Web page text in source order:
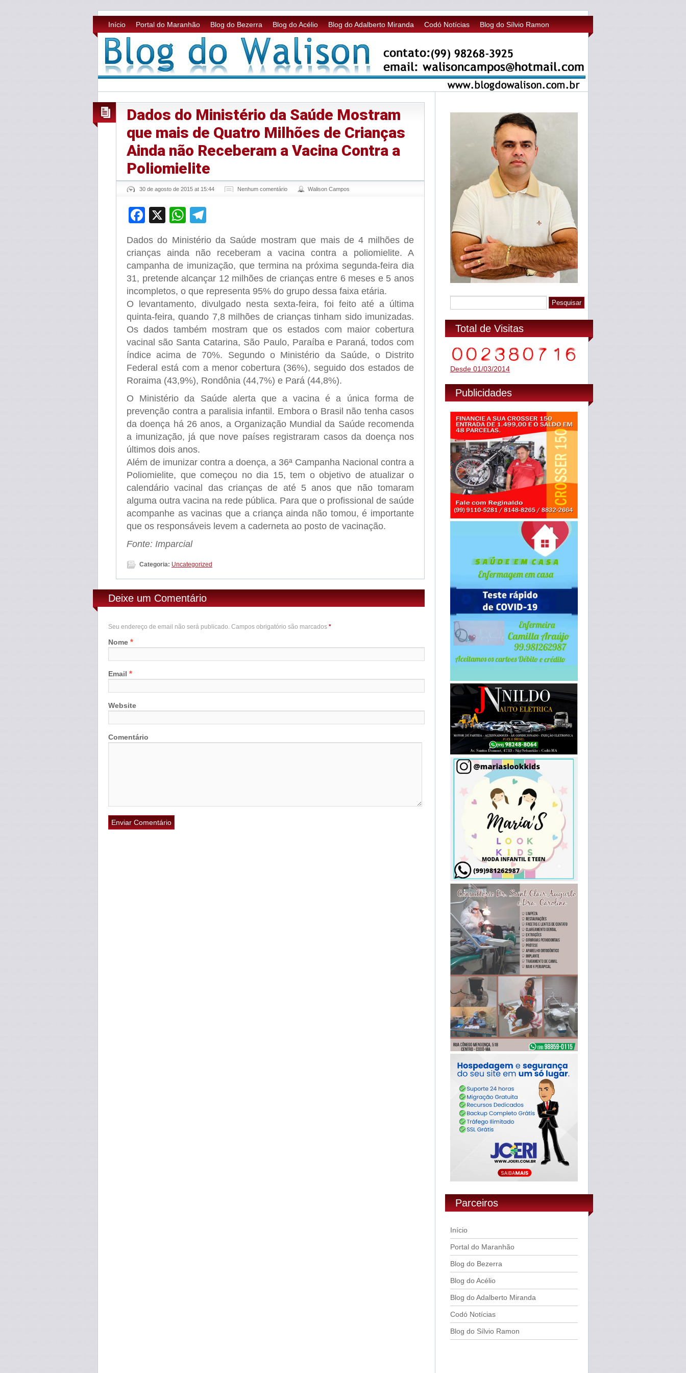
Início Portal do Maranhão Blog do Bezerra Blog do Acélio Blog do Adalberto Miranda Codó Notícias Blog do Sílvio Ramon
Dados do Ministério da Saúde Mostram
que mais de Quatro Milhões de Crianças
Ainda não Receberam a Vacina Contra a
Poliomielite
30 de agosto de 2015 at 15:44 Nenhum comentário Walison Campos
Facebook
X WhatsApp
Dados do Ministério da Saúde mostram que mais de 4 milhões de
crianças ainda não receberam a vacina contra a poliomielite. A
campanha de imunização, que termina na próxima segunda-feira dia
31, pretende alcançar 12 milhões de crianças entre 6 meses e 5 anos
incompletos, o que representa 95% do grupo dessa faixa etária.
O levantamento, divulgado nesta sexta-feira, foi feito até a última
quinta-feira, quando 7,8 milhões de crianças tinham sido imunizadas.
Os dados também mostram que os estados com maior cobertura
vacinal são Santa Catarina, São Paulo, Paraíba e Paraná, todos com
índice acima de 70%. Segundo o Ministério da Saúde, o Distrito
Federal está com a menor cobertura (36%), seguido dos estados de
Roraima (43,9%), Rondônia (44,7%) e Pará (44,8%).
O Ministério da Saúde alerta que a vacina é a única forma de
prevenção contra a paralisia infantil. Embora o Brasil não tenha casos
da doença há 26 anos, a Organização Mundial da Saúde recomenda
a imunização, já que nove países registraram casos da doença nos
últimos dois anos.
Além de imunizar contra a doença, a 36ª Campanha Nacional contra a
Poliomielite, que começou no dia 15, tem o objetivo de atualizar o
calendário vacinal das crianças de até 5 anos que não tomaram
alguma outra vacina na rede pública. Para que o profissional de saúde
acompanhe as vacinas que a criança ainda não tomou, é importante
que os responsáveis levem a caderneta ao posto de vacinação.
Fonte: Imparcial
Categoria: Uncategorized
Deixe um Comentário
Seu endereço de email não será publicado. Campos obrigatório são marcados *
Nome *
Email *
Website
Comentário
Total de Visitas
Desde 01/03/2014
Publicidades
Parceiros
Início
Portal do Maranhão
Blog do Bezerra
Blog do Acélio
Blog do Adalberto Miranda
Codó Notícias
Blog do Sílvio Ramon